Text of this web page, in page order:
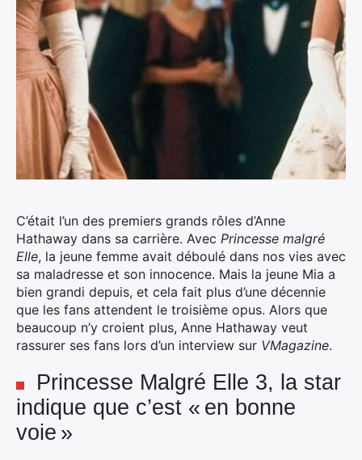
C’était l’un des premiers grands rôles d’Anne
Hathaway dans sa carrière. Avec Princesse malgré
Elle, la jeune femme avait déboulé dans nos vies avec
sa maladresse et son innocence. Mais la jeune Mia a
bien grandi depuis, et cela fait plus d’une décennie
que les fans attendent le troisième opus. Alors que
beaucoup n’y croient plus, Anne Hathaway veut
rassurer ses fans lors d’un interview sur VMagazine.
Princesse Malgré Elle 3, la star
indique que c’est « en bonne
voie »